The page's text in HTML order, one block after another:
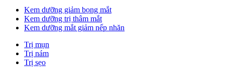
Kem dưỡng giảm bọng mắt
Kem dưỡng trị thâm mắt
Kem dưỡng mắt giảm nếp nhăn
Trị mụn
Trị nám
Trị sẹo